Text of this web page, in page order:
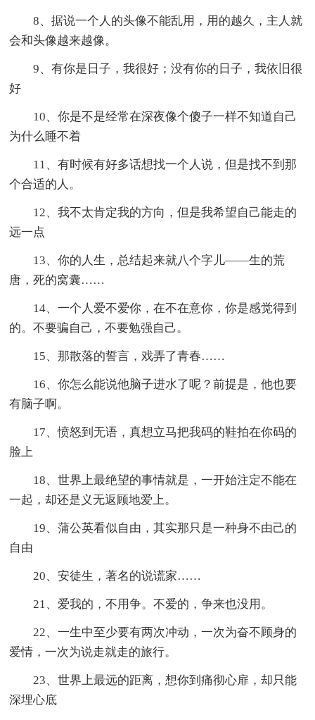
8、据说一个人的头像不能乱用，用的越久，主人就
会和头像越来越像。
9、有你是日子，我很好；没有你的日子，我依旧很
好
10、你是不是经常在深夜像个傻子一样不知道自己
为什么睡不着
11、有时候有好多话想找一个人说，但是找不到那
个合适的人。
12、我不太肯定我的方向，但是我希望自己能走的
远一点
13、你的人生，总结起来就八个字儿——生的荒
唐，死的窝囊……
14、一个人爱不爱你，在不在意你，你是感觉得到
的。不要骗自己，不要勉强自己。
15、那散落的誓言，戏弄了青春……
16、你怎么能说他脑子进水了呢？前提是，他也要
有脑子啊。
17、愤怒到无语，真想立马把我码的鞋拍在你码的
脸上
18、世界上最绝望的事情就是，一开始注定不能在
一起，却还是义无返顾地爱上。
19、蒲公英看似自由，其实那只是一种身不由己的
自由
20、安徒生，著名的说谎家……
21、爱我的，不用争。不爱的，争来也没用。
22、一生中至少要有两次冲动，一次为奋不顾身的
爱情，一次为说走就走的旅行。
23、世界上最远的距离，想你到痛彻心扉，却只能
深埋心底